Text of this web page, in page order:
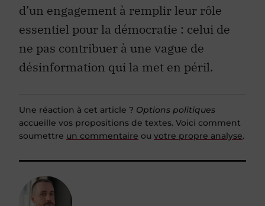
d’un engagement à remplir leur rôle
essentiel pour la démocratie : celui de
ne pas contribuer à une vague de
désinformation qui la met en péril.
Une réaction à cet article ? Options politiques
accueille vos propositions de textes. Voici comment
soumettre un commentaire ou votre propre analyse.